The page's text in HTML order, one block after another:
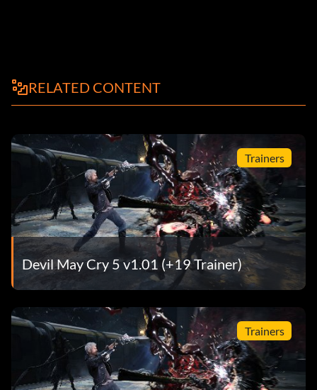
RELATED CONTENT
Trainers
Devil May Cry 5 v1.01 (+19 Trainer)
Trainers